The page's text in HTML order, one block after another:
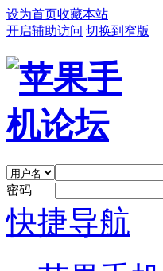
设为首页收藏本站
开启辅助访问 切换到窄版
密码
快捷导航